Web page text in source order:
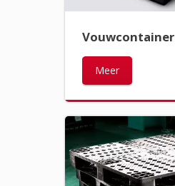
Vouwcontainer
Meer